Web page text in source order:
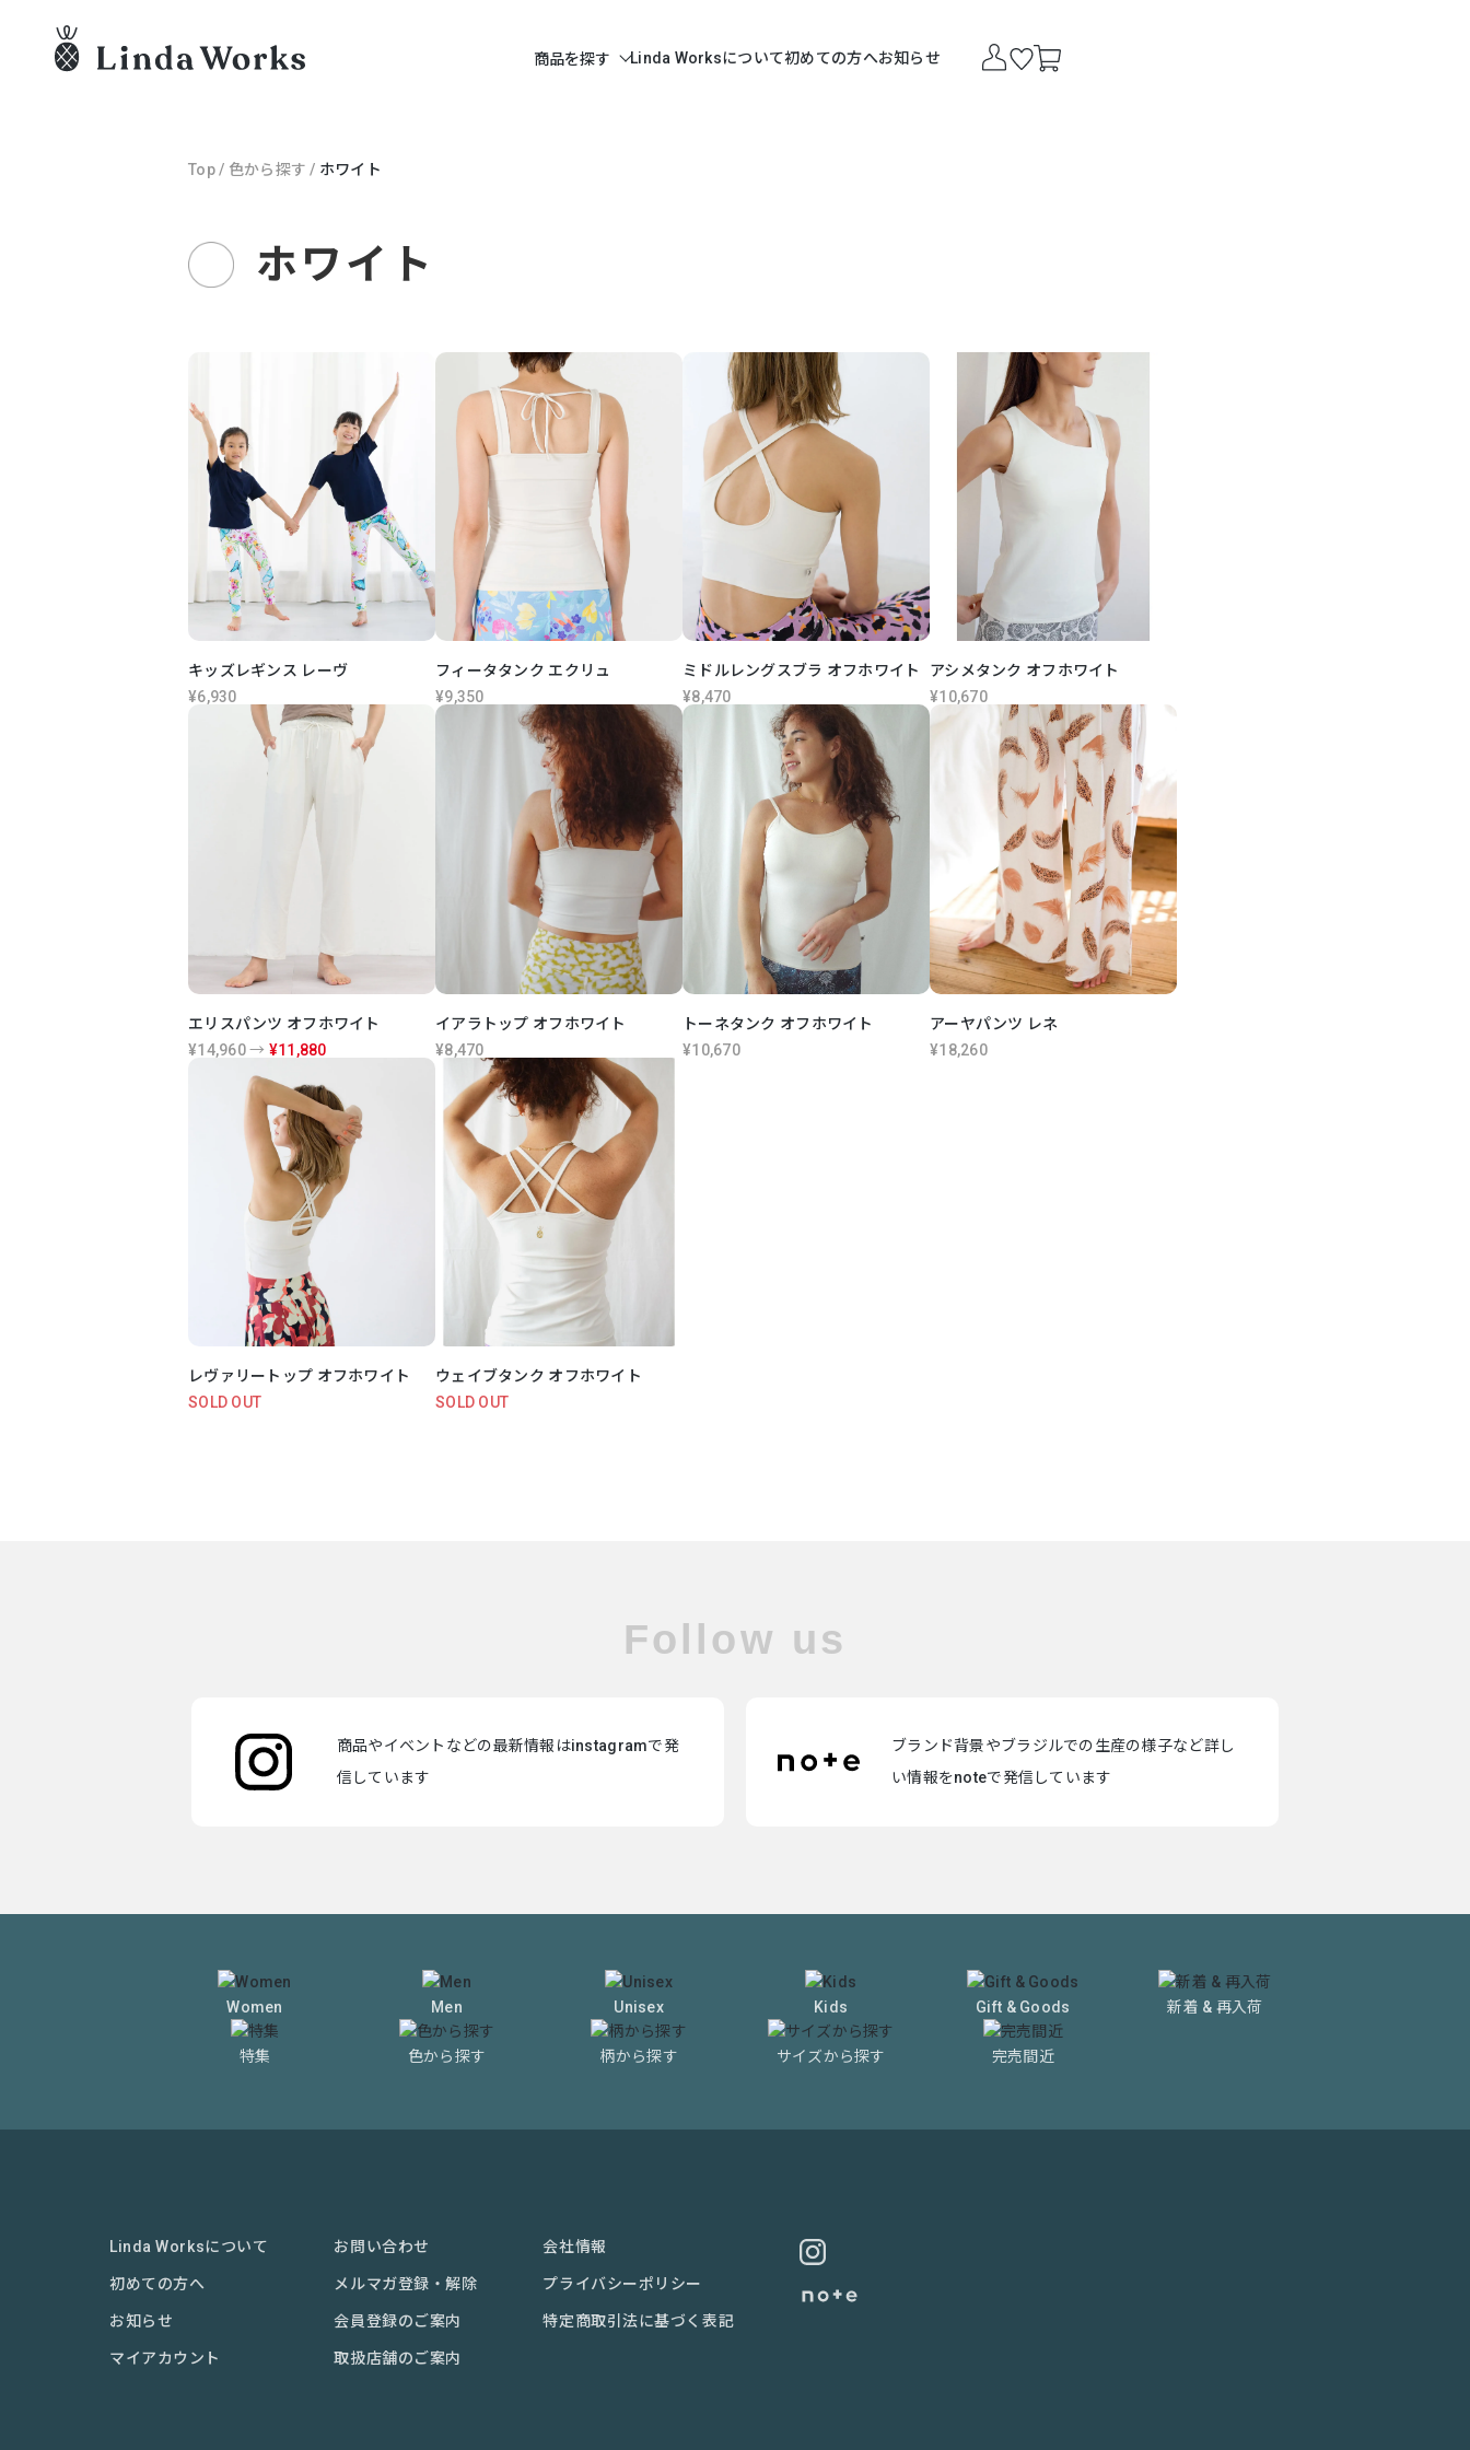
商品を探す Linda Worksについて初めての方へお知らせ
Top/ 色から探す/ ホワイト
ホワイト
キッズレギンス レーヴ
¥6,930
フィータタンク エクリュ
¥9,350
ミドルレングスブラ オフホワイト
¥8,470
アシメタンク オフホワイト
¥10,670
エリスパンツ オフホワイト
¥14,960 → ¥11,880
イアラトップ オフホワイト
¥8,470
トーネタンク オフホワイト
¥10,670
アーヤパンツ レネ
¥18,260
レヴァリートップ オフホワイト
SOLD OUT
ウェイブタンク オフホワイト
SOLD OUT
Follow us
商品やイベントなどの最新情報はinstagramで発
信しています
ブランド背景やブラジルでの生産の様子など詳し
い情報をnoteで発信しています
Women Men Unisex Kids Gift & Goods 新着 & 再入荷
特集 色から探す 柄から探す サイズから探す 完売間近
Linda Worksについて
初めての方へ
お知らせ
マイアカウント
お問い合わせ
メルマガ登録・解除
会員登録のご案内
取扱店舗のご案内
会社情報
プライバシーポリシー
特定商取引法に基づく表記